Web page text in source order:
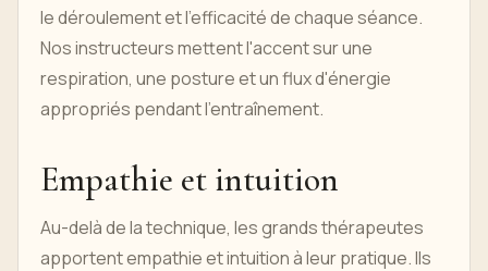
le déroulement et l'efficacité de chaque séance.
Nos instructeurs mettent l'accent sur une
respiration, une posture et un flux d'énergie
appropriés pendant l'entraînement.
Empathie et intuition
Au-delà de la technique, les grands thérapeutes
apportent empathie et intuition à leur pratique. Ils